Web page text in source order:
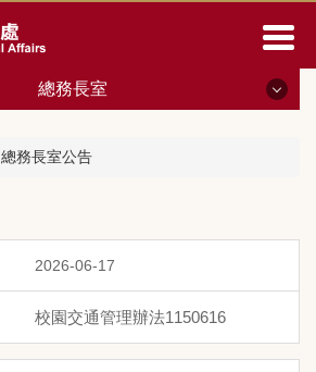
總務長室
總務長室公告
2026-06-17
校園交通管理辦法1150616